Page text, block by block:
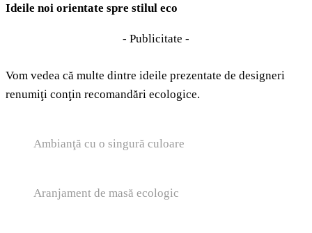
Ideile noi orientate spre stilul eco
- Publicitate -
Vom vedea că multe dintre ideile prezentate de designeri
renumiţi conţin recomandări ecologice.
Ambianţă cu o singură culoare
Aranjament de masă ecologic